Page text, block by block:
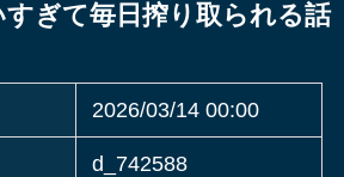
すぎて毎日搾り取られる話
2026/03/14 00:00
d_742588